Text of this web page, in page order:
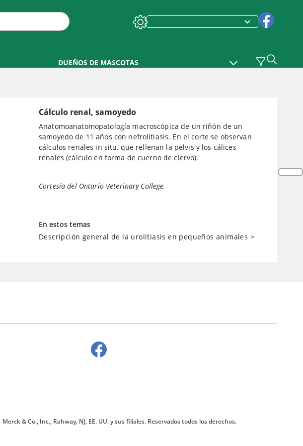
DUEÑOS DE MASCOTAS
Cálculo renal, samoyedo
Anatomoanatomopatología macroscópica de un riñón de un
samoyedo de 11 años con nefrolitiasis. En el corte se observan
cálculos renales in situ, que rellenan la pelvis y los cálices
renales (cálculo en forma de cuerno de ciervo).
Cortesía del Ontario Veterinary College.
En estos temas
Descripción general de la urolitiasis en pequeños animales >
Merck & Co., Inc., Rahway, NJ, EE. UU. y sus filiales. Reservados todos los derechos.